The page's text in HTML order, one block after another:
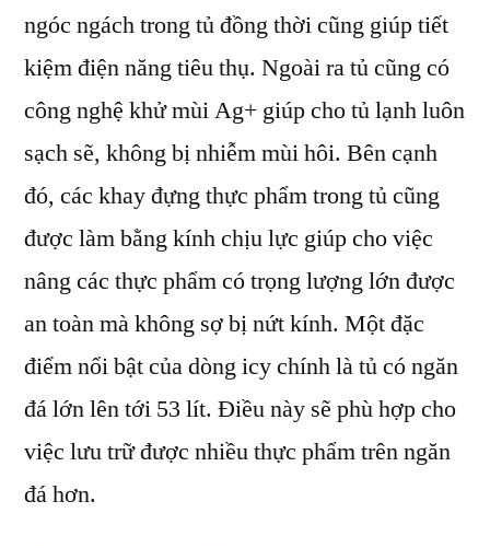
ngóc ngách trong tủ đồng thời cũng giúp tiết
kiệm điện năng tiêu thụ. Ngoài ra tủ cũng có
công nghệ khử mùi Ag+ giúp cho tủ lạnh luôn
sạch sẽ, không bị nhiễm mùi hôi. Bên cạnh
đó, các khay đựng thực phẩm trong tủ cũng
được làm bằng kính chịu lực giúp cho việc
nâng các thực phẩm có trọng lượng lớn được
an toàn mà không sợ bị nứt kính. Một đặc
điểm nổi bật của dòng icy chính là tủ có ngăn
đá lớn lên tới 53 lít. Điều này sẽ phù hợp cho
việc lưu trữ được nhiều thực phẩm trên ngăn
đá hơn.